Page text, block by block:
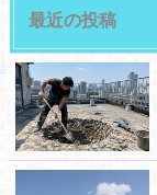
最近の投稿